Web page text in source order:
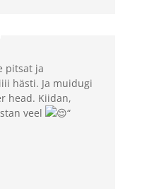
pitsat ja
hästi. Ja muidugi
head. Kiidan,
veel
“